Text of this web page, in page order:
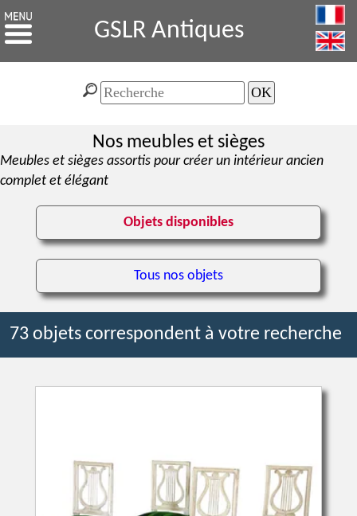
GSLR Antiques
Nos meubles et sièges
Meubles et sièges assortis pour créer un intérieur ancien
complet et élégant
Objets disponibles
Tous nos objets
73 objets correspondent à votre recherche